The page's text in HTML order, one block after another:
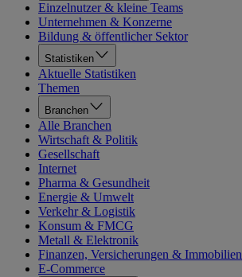
Einzelnutzer & kleine Teams
Unternehmen & Konzerne
Bildung & öffentlicher Sektor
Statistiken
Aktuelle Statistiken
Themen
Branchen
Alle Branchen
Wirtschaft & Politik
Gesellschaft
Internet
Pharma & Gesundheit
Energie & Umwelt
Verkehr & Logistik
Konsum & FMCG
Metall & Elektronik
Finanzen, Versicherungen & Immobilien
E-Commerce